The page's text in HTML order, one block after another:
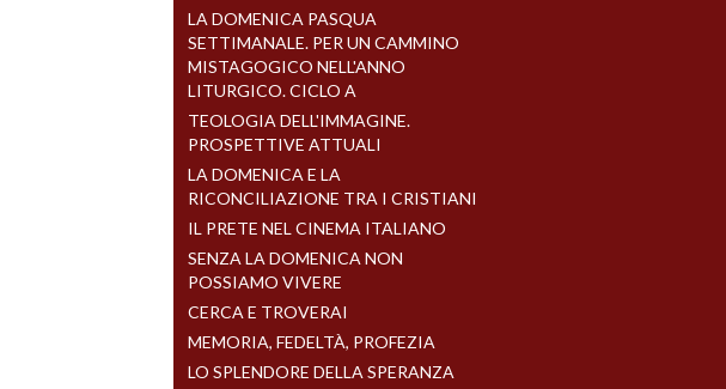
LA DOMENICA PASQUA
SETTIMANALE. PER UN CAMMINO
MISTAGOGICO NELL'ANNO
LITURGICO. CICLO A
TEOLOGIA DELL'IMMAGINE.
PROSPETTIVE ATTUALI
LA DOMENICA E LA
RICONCILIAZIONE TRA I CRISTIANI
IL PRETE NEL CINEMA ITALIANO
SENZA LA DOMENICA NON
POSSIAMO VIVERE
CERCA E TROVERAI
MEMORIA, FEDELTÀ, PROFEZIA
LO SPLENDORE DELLA SPERANZA